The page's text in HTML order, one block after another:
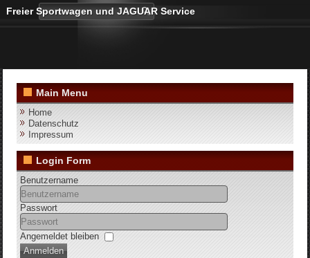
Freier Sportwagen und JAGUAR Service
Main Menu
Home
Datenschutz
Impressum
Login Form
Benutzername
Passwort
Angemeldet bleiben
Anmelden